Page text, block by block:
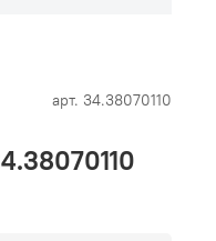
арт. 34.38070110